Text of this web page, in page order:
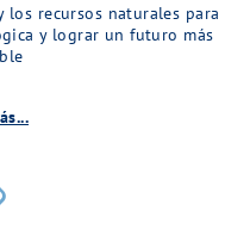
los recursos naturales para
y lograr un futuro más